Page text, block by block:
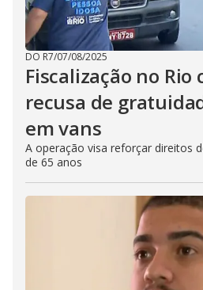
DO R7/07/08/2025
Fiscalização no Rio
recusa de
em vans
A operação visa reforçar direitos
de 65 anos